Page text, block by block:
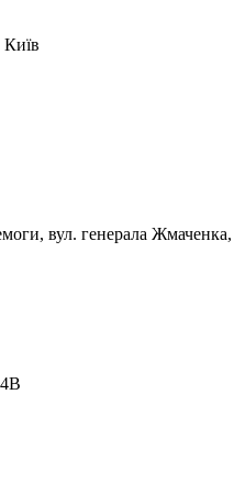
вул. генерала